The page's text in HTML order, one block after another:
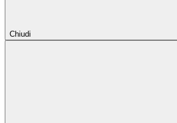
Chiudi